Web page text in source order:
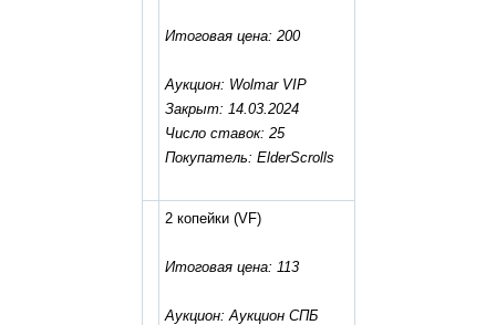
Итоговая цена: 200
Аукцион: Wolmar VIP
Закрыт: 14.03.2024
Число ставок: 25
Покупатель: ElderScrolls
2 копейки(VF)
Итоговая цена: 113
Аукцион: Аукцион СПБ